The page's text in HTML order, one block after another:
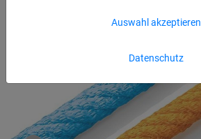
Datenschutz
Auswahl akzeptieren